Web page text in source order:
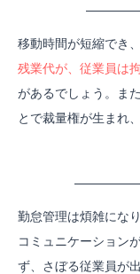
移動時間が短縮でき
残業代が、従業員は
があるでしょう。ま
とで裁量権が生まれ
勤怠管理は煩雑にな
コミュニケーション
ず、さぼる従業員が